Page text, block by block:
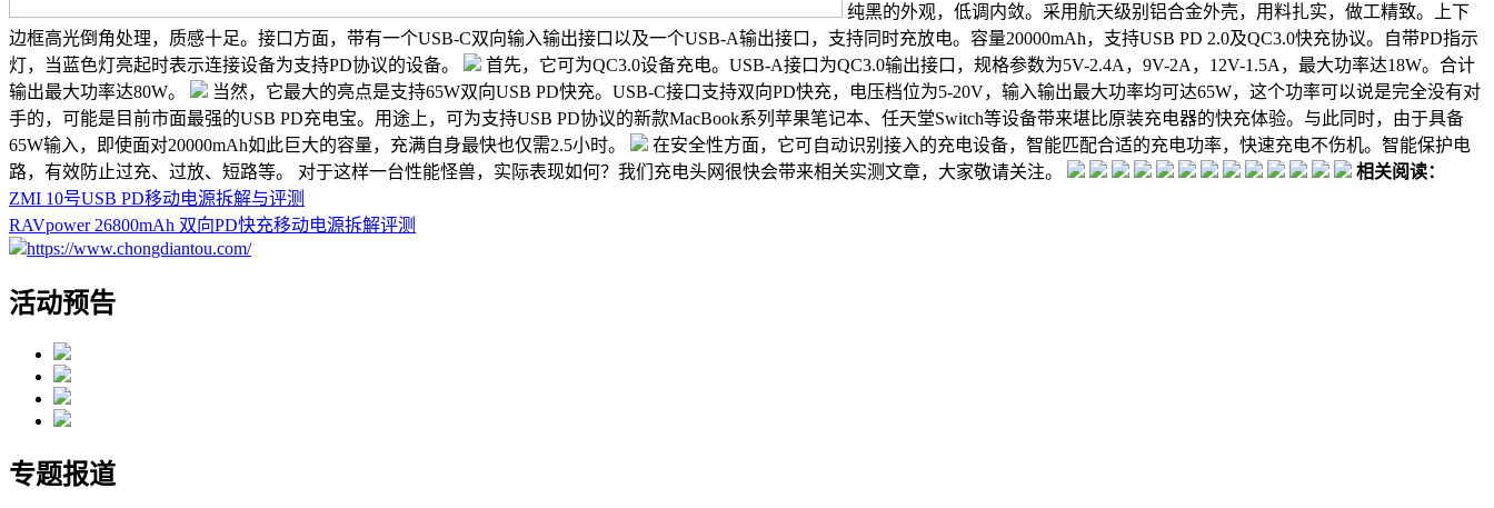
纯黑的外观，低调内敛。采用航天级别铝合金外壳，用料扎实，做工精致。上下
边框高光倒角处理，质感十足。接口方面，带有一个USB-C双向输入输出接口以及一个USB-A输出接口，支持同时充放电。容量20000mAh，支持USB PD 2.0及QC3.0快充协议。自带PD指示
灯，当蓝色灯亮起时表示连接设备为支持PD协议的设备。
首先，它可为QC3.0设备充电。USB-A接口为QC3.0输出接口，规格参数为5V-2.4A，9V-2A，12V-1.5A，最大功率达18W。合计
输出最大功率达80W。
当然，它最大的亮点是支持65W双向USB PD快充。USB-C接口支持双向PD快充，电压档位为5-20V，输入输出最大功率均可达65W，这个功率可以说是完全没有对
手的，可能是目前市面最强的USB PD充电宝。用途上，可为支持USB PD协议的新款MacBook系列苹果笔记本、任天堂Switch等设备带来堪比原装充电器的快充体验。与此同时，由于具备
65W输入，即使面对20000mAh如此巨大的容量，充满自身最快也仅需2.5小时。
在安全性方面，它可自动识别接入的充电设备，智能匹配合适的充电功率，快速充电不伤机。智能保护电
路，有效防止过充、过放、短路等。 对于这样一台性能怪兽，实际表现如何？我们充电头网很快会带来相关实测文章，大家敬请关注。
相关阅读：
ZMI 10号USB PD移动电源拆解与评测
RAVpower 26800mAh 双向PD快充移动电源拆解评测
https://www.chongdiantou.com/
活动预告
专题报道